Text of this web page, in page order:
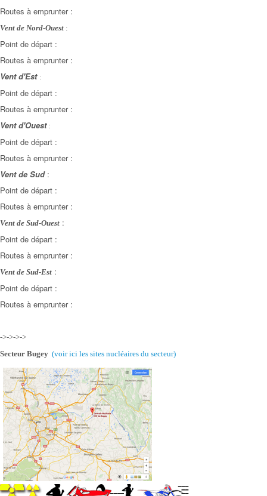
Routes à emprunter :
Vent de Nord-Ouest :
Point de départ :
Routes à emprunter :
Vent d'Est :
Point de départ :
Routes à emprunter :
Vent d'Ouest:
Point de départ :
Routes à emprunter :
Vent de Sud:
Point de départ :
Routes à emprunter :
Vent de Sud-Ouest :
Point de départ :
Routes à emprunter :
Vent de Sud-Est :
Point de départ :
Routes à emprunter :
->->->->
Secteur Bugey (voir ici les sites nucléaires du secteur)